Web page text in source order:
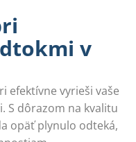
v
efektívne vyrieši vaše
S dôrazom na kvalitu
opäť plynulo odteká,